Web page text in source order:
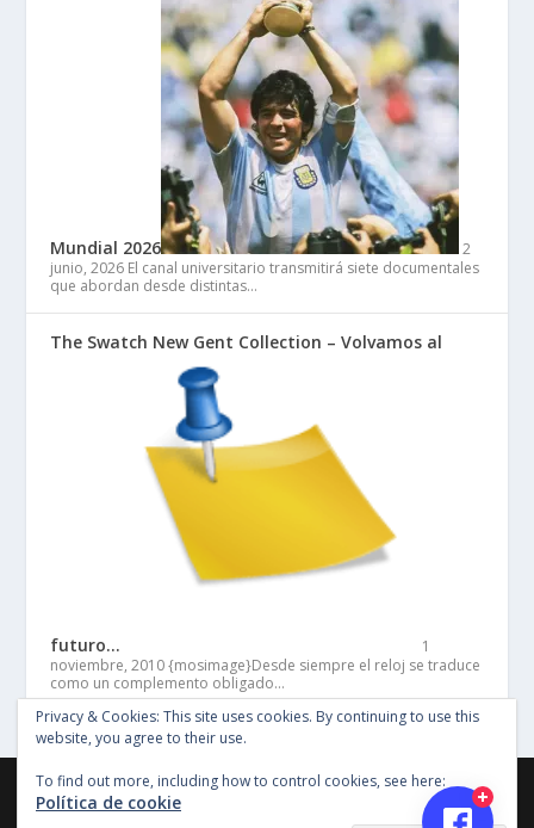
Mundial 2026
2
junio, 2026 El canal universitario transmitirá siete documentales
que abordan desde distintas…
The Swatch New Gent Collection – Volvamos al
futuro…
1
noviembre, 2010 {mosimage}Desde siempre el reloj se traduce
como un complemento obligado…
©Copyright Entertainment SG 2018, Todos los derechos
reservados, Imagenes y material en este sitio no pueden ser
Privacy & Cookies: This site uses cookies. By continuing to use this
website, you agree to their use.
To find out more, including how to control cookies, see here:
Política de cookie